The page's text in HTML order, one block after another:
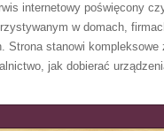
internetowy poświęcony
w domach,
Strona stanowi
jak dobierać